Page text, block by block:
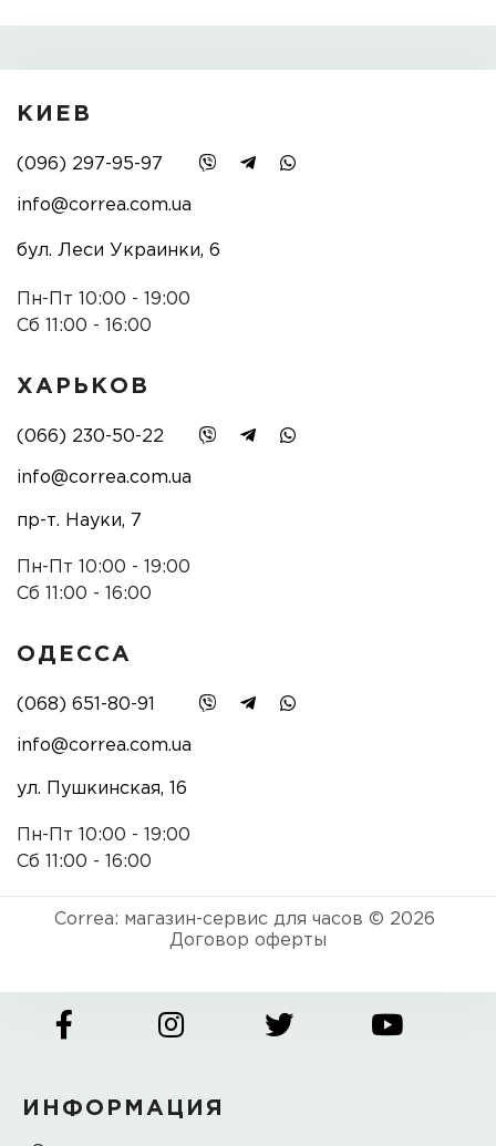
КИЕВ
(096) 297-95-97
info@correa.com.ua
бул. Леси Украинки, 6
Пн-Пт 10:00 - 19:00
Сб 11:00 - 16:00
ХАРЬКОВ
(066) 230-50-22
info@correa.com.ua
пр-т. Науки, 7
Пн-Пт 10:00 - 19:00
Сб 11:00 - 16:00
ОДЕССА
(068) 651-80-91
info@correa.com.ua
ул. Пушкинская, 16
Пн-Пт 10:00 - 19:00
Сб 11:00 - 16:00
Correa: магазин-сервис для часов © 2026
Договор оферты
ИНФОРМАЦИЯ